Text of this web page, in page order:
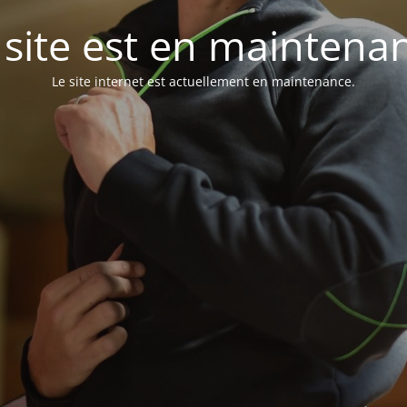
est en
Le site internet est actuellement en maintenance.